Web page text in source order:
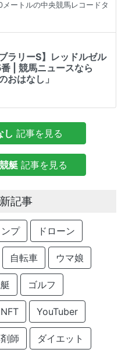
メートルの中央競馬レコードタ
ブラリーS】レッドルゼル
| 競馬ニュースなら
おはなし」
し 記事を見る
艇 記事を見る
記事
プ ドローン
自転車 ウマ娘
ゴルフ
NFT YouTuber
師 ダイエット